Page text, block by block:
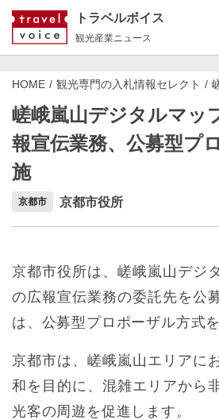
トラベルボイス
観光産業ニュース
HOME 観光専門の入札情報セレクト
嵯峨嵐山デジタルマッ
報宣伝業務、公募型プ
施
京都市 京都市役所
京都市役所は、嵯峨嵐山デジ
の広報宣伝業務の委託先を公
は、公募型プロポーザル方式
京都市は、嵯峨嵐山エリアに
和を目的に、混雑エリアから
光客の周遊を促進します。